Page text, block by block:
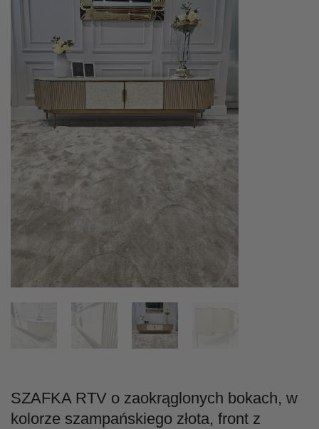
SZAFKA RTV o zaokrąglonych bokach, w
kolorze szampańskiego złota, front z